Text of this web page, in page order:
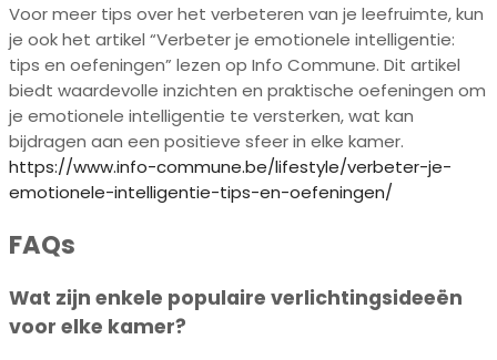
Voor meer tips over het verbeteren van je leefruimte, kun
je ook het artikel “Verbeter je emotionele intelligentie:
tips en oefeningen” lezen op Info Commune. Dit artikel
biedt waardevolle inzichten en praktische oefeningen om
je emotionele intelligentie te versterken, wat kan
bijdragen aan een positieve sfeer in elke kamer.
https://www.info-commune.be/lifestyle/verbeter-je-
emotionele-intelligentie-tips-en-oefeningen/
FAQs
Wat zijn enkele populaire verlichtingsideeën
voor elke kamer?